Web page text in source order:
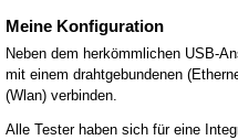
Meine Konfiguration
Neben dem herkömmlichen USB-
mit einem drahtgebundenen
(Wlan) verbinden.
Alle Tester haben sich für eine